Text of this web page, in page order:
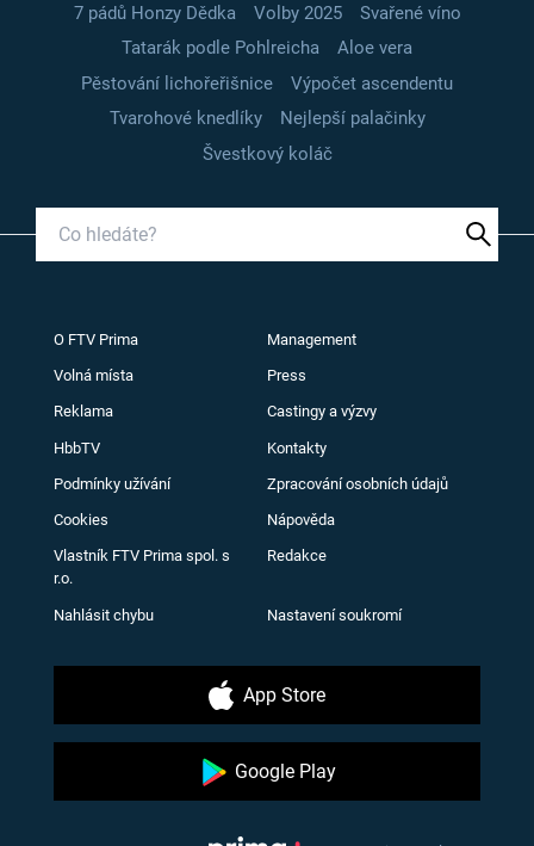
7 pádů Honzy Dědka
Volby 2025
Svařené víno
Tatarák podle Pohlreicha
Aloe vera
Pěstování lichořeřišnice
Výpočet ascendentu
Tvarohové knedlíky
Nejlepší palačinky
Švestkový koláč
O FTV Prima Management
Volná místa Press
Reklama Castingy a výzvy
HbbTV Kontakty
Podmínky užívání Zpracování osobních údajů
Cookies Nápověda
Vlastník FTV Prima spol. s
r.o.
Redakce
Nahlásit chybu Nastavení soukromí
App Store
Google Play